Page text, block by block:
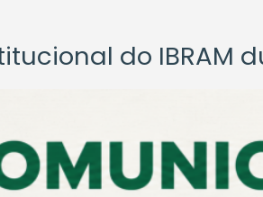
do IBRAM